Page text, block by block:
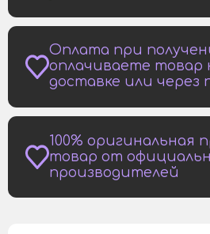
Оплата при
оплачиваете товар
доставке или через
100% оригинальная
товар от
производителей